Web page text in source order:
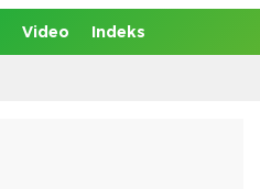
Video Indeks